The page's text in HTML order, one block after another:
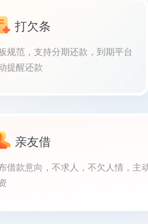
打欠条
规范，支持分期还款，到期平台
提醒还款
亲友借
借款意向，不求人，不欠人情，主